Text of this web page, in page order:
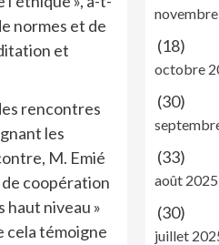
normes et de
et
rencontres
les
M. Emié
de coopération
haut niveau »
cela témoigne
(18)
octobre
(30)
(33)
août 2025
(30)
juillet